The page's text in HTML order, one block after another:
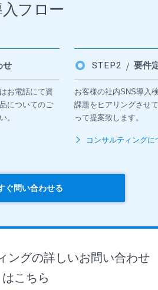
フロー
せ
お電話にて資
についてのご
。
STEP2 要件
お客様の社内SNS導入
課題をヒアリングさせ
って提案致します。
コンサルティングに
ぐ問い合わせる
ングの詳しいお問い合わせ
はこちら